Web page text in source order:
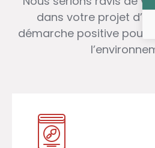
dans votre projet
démarche positive pour